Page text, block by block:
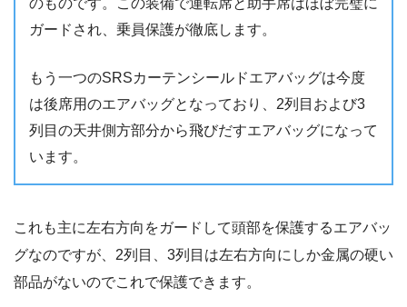
のものです。この装備で運転席と助手席はほぼ完璧に
ガードされ、乗員保護が徹底します。
もう一つのSRSカーテンシールドエアバッグは今度
は後席用のエアバッグとなっており、2列目および3
列目の天井側方部分から飛びだすエアバッグになって
います。
これも主に左右方向をガードして頭部を保護するエアバッ
グなのですが、2列目、3列目は左右方向にしか金属の硬い
部品がないのでこれで保護できます。